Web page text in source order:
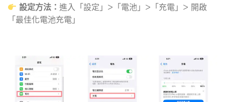
設定方法：進入「設定」>「電池」>「充電」> 開啟
「最佳化電池充電」